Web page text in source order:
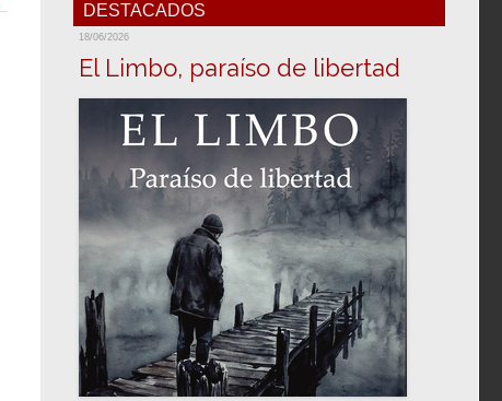
DESTACADOS
18/06/2026
El Limbo, paraíso de libertad